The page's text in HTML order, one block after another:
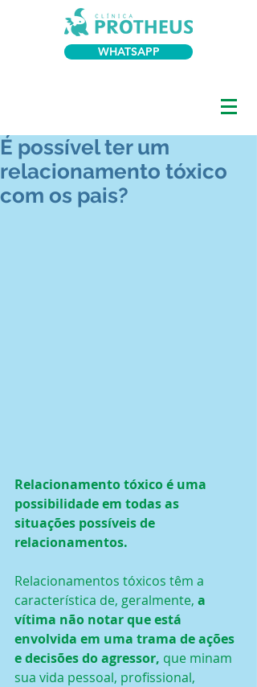
WHATSAPP
É possível ter um
relacionamento tóxico
com os pais?
Relacionamento tóxico é uma
possibilidade em todas as
situações possíveis de
relacionamentos.
Relacionamentos tóxicos têm a
característica de, geralmente, a
vítima não notar que está
envolvida em uma trama de ações
e decisões do agressor, que minam
sua vida pessoal, profissional,